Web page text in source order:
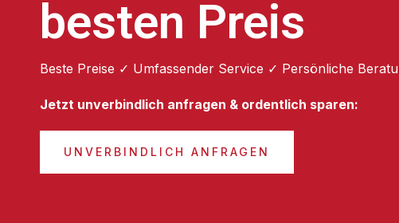
besten Preis
Beste Preise ✓ Umfassender Service ✓ Persönliche
Jetzt unverbindlich anfragen & ordentlich sparen:
UNVERBINDLICH ANFRAGEN